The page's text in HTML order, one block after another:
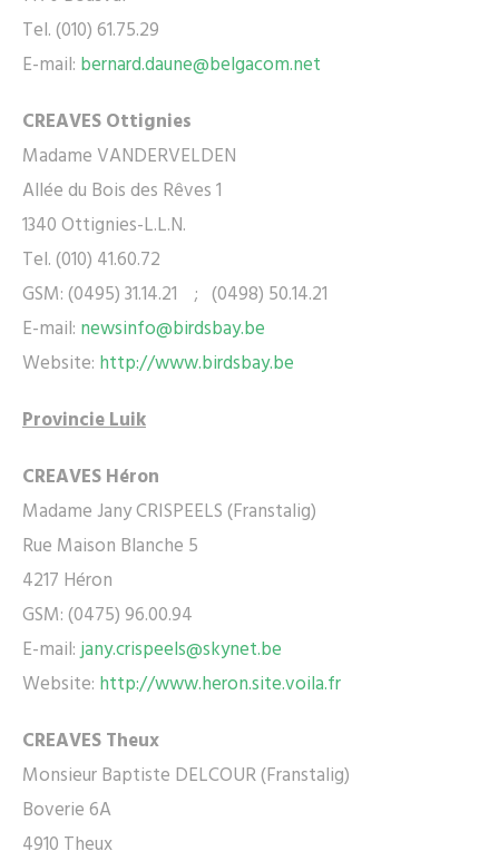
Tel. (010) 61.75.29
E-mail: bernard.daune@belgacom.net
CREAVES Ottignies
Madame VANDERVELDEN
Allée du Bois des Rêves 1
1340 Ottignies-L.L.N.
Tel. (010) 41.60.72
GSM: (0495) 31.14.21 ; (0498) 50.14.21
E-mail: newsinfo@birdsbay.be
Website: http://www.birdsbay.be
Provincie Luik
CREAVES Héron
Madame Jany CRISPEELS (Franstalig)
Rue Maison Blanche 5
4217 Héron
GSM: (0475) 96.00.94
E-mail:jany.crispeels@skynet.be
Website: http://www.heron.site.voila.fr
CREAVES Theux
Monsieur Baptiste DELCOUR (Franstalig)
Boverie 6A
4910 Theux